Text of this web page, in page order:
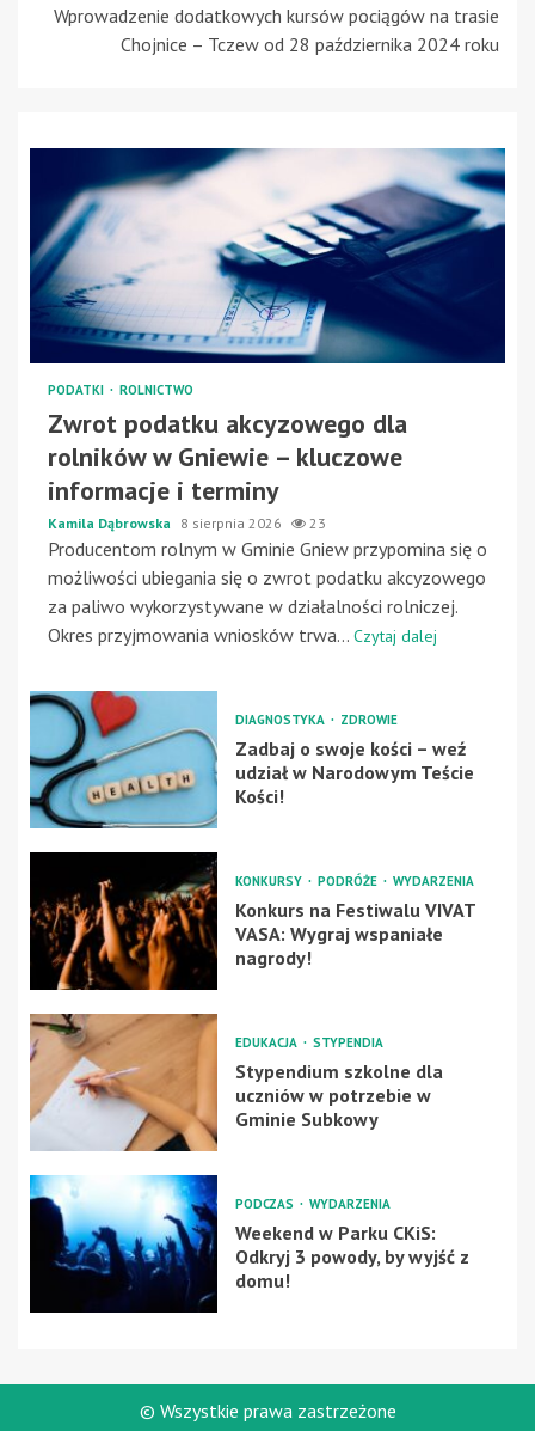
Wprowadzenie dodatkowych kursów pociągów na trasie
Chojnice – Tczew od 28 października 2024 roku
PODATKI ROLNICTWO
Zwrot podatku akcyzowego dla
rolników w Gniewie – kluczowe
informacje i terminy
Kamila Dąbrowska 8 sierpnia 2026 23
Producentom rolnym w Gminie Gniew przypomina się o
możliwości ubiegania się o zwrot podatku akcyzowego
za paliwo wykorzystywane w działalności rolniczej.
Okres przyjmowania wniosków trwa... Czytaj dalej
DIAGNOSTYKA ZDROWIE
Zadbaj o swoje kości – weź
udział w Narodowym Teście
Kości!
KONKURSY PODRÓŻE WYDARZENIA
Konkurs na Festiwalu VIVAT
VASA: Wygraj wspaniałe
nagrody!
EDUKACJA STYPENDIA
Stypendium szkolne dla
uczniów w potrzebie w
Gminie Subkowy
PODCZAS WYDARZENIA
Weekend w Parku CKiS:
Odkryj 3 powody, by wyjść z
domu!
© Wszystkie prawa zastrzeżone